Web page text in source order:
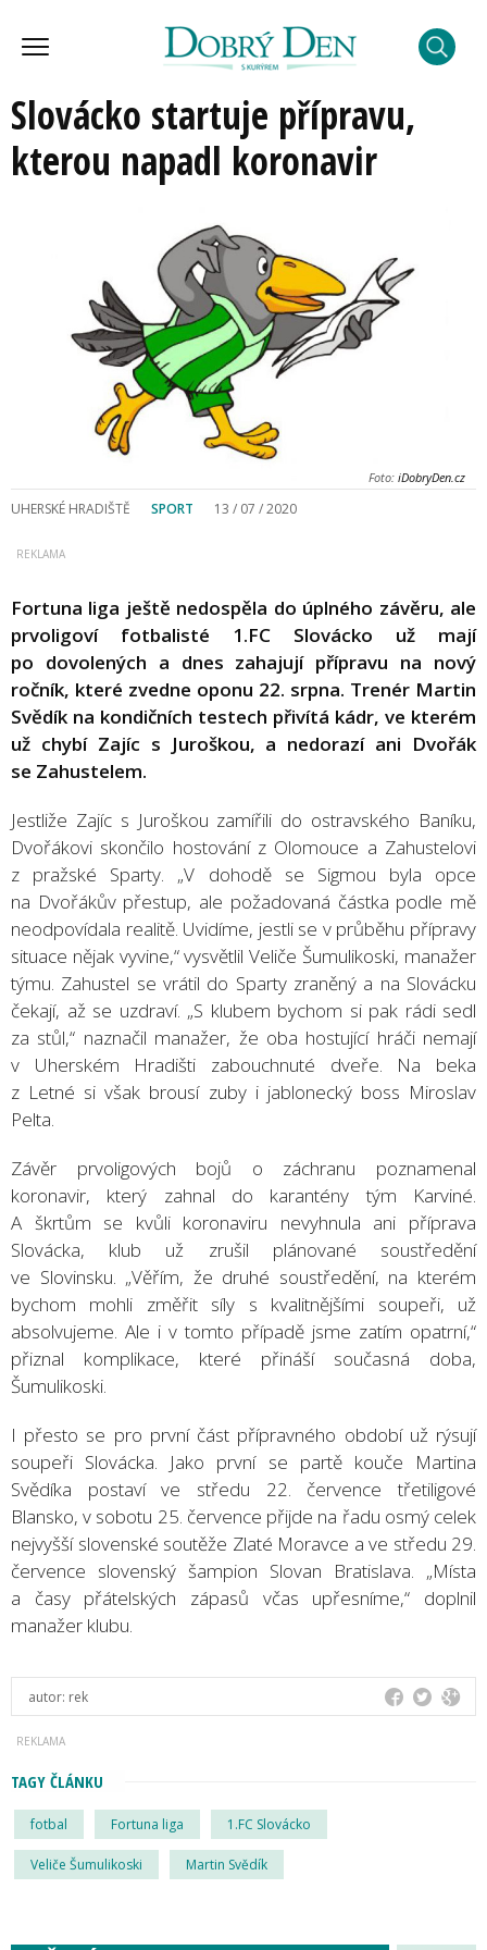
Slovácko startuje přípravu,
kterou napadl koronavir
Foto: iDobryDen.cz
UHERSKÉ HRADIŠTĚ SPORT 13 / 07 / 2020
Fortuna liga ještě nedospěla do úplného závěru, ale
prvoligoví fotbalisté 1.FC Slovácko už mají
po dovolených a dnes zahajují přípravu na nový
ročník, které zvedne oponu 22. srpna. Trenér Martin
Svědík na kondičních testech přivítá kádr, ve kterém
už chybí Zajíc s Juroškou, a nedorazí ani Dvořák
se Zahustelem.
Jestliže Zajíc s Juroškou zamířili do ostravského Baníku,
Dvořákovi skončilo hostování z Olomouce a Zahustelovi
z pražské Sparty. „V dohodě se Sigmou byla opce
na Dvořákův přestup, ale požadovaná částka podle mě
neodpovídala realitě. Uvidíme, jestli se v průběhu přípravy
situace nějak vyvine,“ vysvětlil Veliče Šumulikoski, manažer
týmu. Zahustel se vrátil do Sparty zraněný a na Slovácku
čekají, až se uzdraví. „S klubem bychom si pak rádi sedl
za stůl,“ naznačil manažer, že oba hostující hráči nemají
v Uherském Hradišti zabouchnuté dveře. Na beka
z Letné si však brousí zuby i jablonecký boss Miroslav
Pelta.
Závěr prvoligových bojů o záchranu poznamenal
koronavir, který zahnal do karantény tým Karviné.
A škrtům se kvůli koronaviru nevyhnula ani příprava
Slovácka, klub už zrušil plánované soustředění
ve Slovinsku. „Věřím, že druhé soustředění, na kterém
bychom mohli změřit síly s kvalitnějšími soupeři, už
absolvujeme. Ale i v tomto případě jsme zatím opatrní,“
přiznal komplikace, které přináší současná doba,
Šumulikoski.
I přesto se pro první část přípravného období už rýsují
soupeři Slovácka. Jako první se partě kouče Martina
Svědíka postaví ve středu 22. července třetiligové
Blansko, v sobotu 25. července přijde na řadu osmý celek
nejvyšší slovenské soutěže Zlaté Moravce a ve středu 29.
července slovenský šampion Slovan Bratislava. „Místa
a časy přátelských zápasů včas upřesníme,“ doplnil
manažer klubu.
autor: rek
TAGY ČLÁNKU
fotbal Fortuna liga 1.FC Slovácko
Veliče Šumulikoski Martin Svědík